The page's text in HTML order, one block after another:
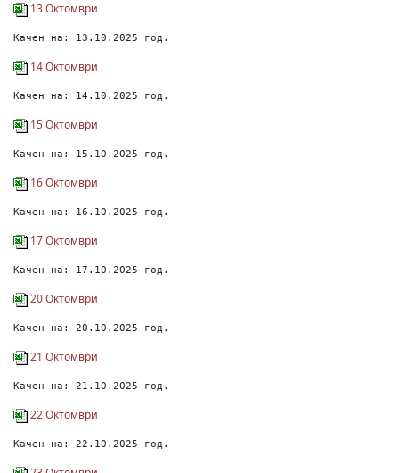
13 Октомври
Качен на: 13.10.2025 год.
14 Октомври
Качен на: 14.10.2025 год.
15 Октомври
Качен на: 15.10.2025 год.
16 Октомври
Качен на: 16.10.2025 год.
17 Октомври
Качен на: 17.10.2025 год.
20 Октомври
Качен на: 20.10.2025 год.
21 Октомври
Качен на: 21.10.2025 год.
22 Октомври
Качен на: 22.10.2025 год.